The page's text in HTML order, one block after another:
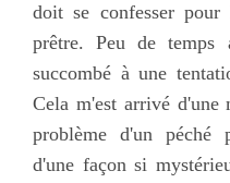
doit se confesser
prêtre. Peu de temps
succombé à une
Cela m'est arrivé d'une
problème d'un péché
d'une façon si